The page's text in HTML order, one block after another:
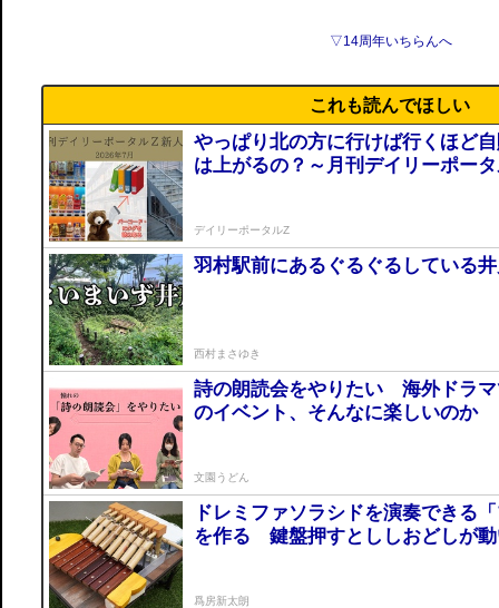
▽14周年いちらんへ
これも読んでほしい
やっぱり北の方に行けば行くほど
は上がるの？～月刊デイリーポー
デイリーポータルZ
羽村駅前にあるぐるぐるしている
西村まさゆき
詩の朗読会をやりたい 海外ドラ
のイベント、そんなに楽しいのか
文園うどん
ドレミファソラシドを演奏できる
を作る 鍵盤押すとししおどしが
爲房新太朗